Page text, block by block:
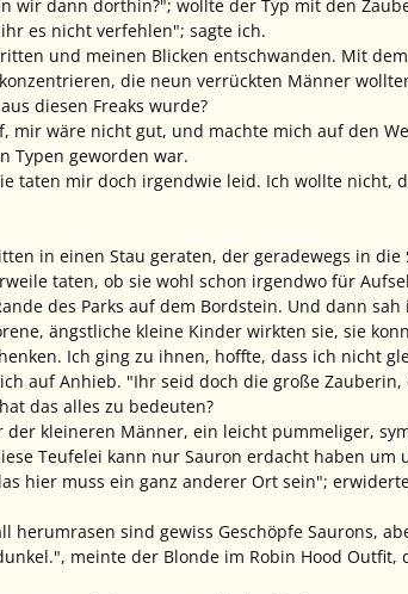
wir dann dorthin?"; wollte der Typ mit den
es nicht verfehlen"; sagte ich.
und meinen Blicken entschwanden. Mit
die neun verrückten Männer
diesen Freaks wurde?
mir wäre nicht gut, und machte mich auf den
Typen geworden war.
taten mir doch irgendwie leid. Ich wollte nicht,
in einen Stau geraten, der geradewegs in
taten, ob sie wohl schon irgendwo für
des Parks auf dem Bordstein. Und dann
ängstliche kleine Kinder wirkten sie, sie
Ich ging zu ihnen, hoffte, dass ich nicht
auf Anhieb. "Ihr seid doch die große
das alles zu bedeuten?
kleineren Männer, ein leicht pummeliger,
Teufelei kann nur Sauron erdacht haben um
hier muss ein ganz anderer Ort sein";
herumrasen sind gewiss Geschöpfe Saurons,
meinte der Blonde im Robin Hood Outfit,